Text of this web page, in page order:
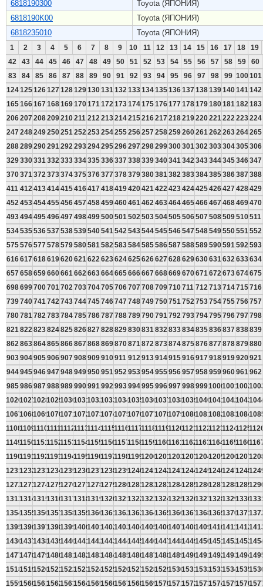
6818190300
Toyota (ЯПОНИЯ)
6818190K00
Toyota (ЯПОНИЯ)
6818235010
Toyota (ЯПОНИЯ)
1 2 3 4 5 6 7 8 9 10 11 12 13 14 15 16 17 18
19
42
43 44 45 46 47 48 49 50 51 52 53 54 55 56 57 58 59
60
83
84 85 86 87 88 89 90 91 92 93 94 95 96 97 98 99 100101
124125126127128129130131 132 133134135136137138139140141 142
165166167168169170171 172 173174175176177178179180181 182 183
206207208209210211 212 213214215216217218219220221 222 223224
247248249250251 252 253254255256257258259260261 262 263264265
288289290291 292 293294295296297298299300301 302 303304305306
329330331 332 333334335336337338339340341 342 343344345346347
370371 372 373374375376377378379380381 382 383384385386387388
411 412 413414415416417418419420421 422 423424425426427428429
452 453454455456457458459460461 462 463464465466467468469470
493494495496497498499500501 502 503504505506507508509510511
534535536537538539540541 542 543544545546547548549550551 552
575576577578579580581 582 583584585586587588589590591 592 593
616617618619620621 622 623624625626627628629630631 632 633634
657658659660661 662 663664665666667668669670671 672 673674675
698699700701 702 703704705706707708709710711 712 713714715716
739740741 742 743744745746747748749750751 752 753754755756757
780781 782 783784785786787788789790791 792 793794795796797798
821 822 823824825826827828829830831 832 833834835836837838839
862 863864865866867868869870871 872 873874875876877878879880
903904905906907908909910911 912 913914915916917918919920921
944945946947948949950951 952 953954955956957958959960961 962
985986987988989990991 992 993994995996997998999100010011002
102610271028102910301031103210331034103510361037103810391040104110421043
106710681069107010711072107310741075107610771078107910801081108210831084
110811091110111111121113111411151116111711181119112011211122112311241125
114911501151115211531154115511561157115811591160116111621163116411651166
119011911192119311941195119611971198119912001201120212031204120512061207
123112321233123412351236123712381239124012411242124312441245124612471248
127212731274127512761277127812791280128112821283128412851286128712881289
131313141315131613171318131913201321132213231324132513261327132813291330
135413551356135713581359136013611362136313641365136613671368136913701371
139513961397139813991400140114021403140414051406140714081409141014111412
143614371438143914401441144214431444144514461447144814491450145114521453
147714781479148014811482148314841485148614871488148914901491149214931494
151815191520152115221523152415251526152715281529153015311532153315341535
155915601561156215631564156515661567156815691570157115721573157415751576